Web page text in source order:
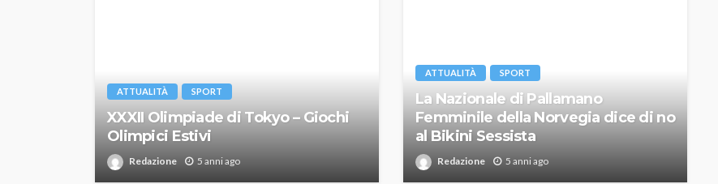
ATTUALITÀ SPORT
XXXII Olimpiade di Tokyo – Giochi
Olimpici Estivi
Redazione 5 anni ago
ATTUALITÀ SPORT
La Nazionale di Pallamano
Femminile della Norvegia dice di no
al Bikini Sessista
Redazione 5 anni ago